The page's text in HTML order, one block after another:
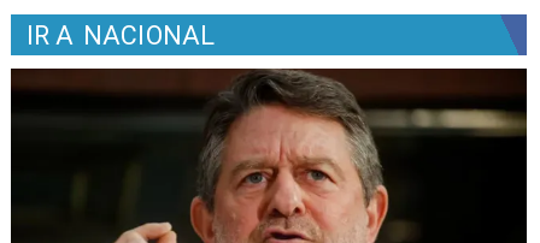
IR A NACIONAL